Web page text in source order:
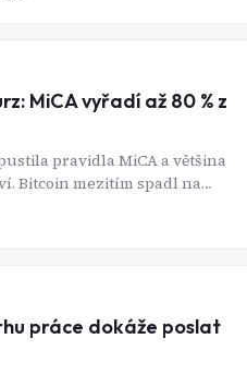
MiCA vyřadí až 80 % z
pravidla MiCA a většina
Bitcoin mezitím spadl na
vyskočil o šest procent za
práce dokáže poslat